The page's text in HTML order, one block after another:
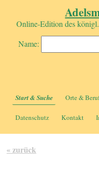
Online-Edition des
Name:
Start & Suche Orte &
Datenschutz Kontakt
« zurück